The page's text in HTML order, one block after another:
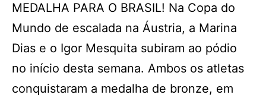
MEDALHA PARA O BRASIL! Na Copa do
Mundo de escalada na Áustria, a Marina
Dias e o Igor Mesquita subiram ao pódio
no início desta semana. Ambos os atletas
conquistaram a medalha de bronze, em